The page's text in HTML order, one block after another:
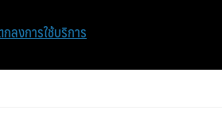
ท่องเที่ยว
กลงการใช้บริการ